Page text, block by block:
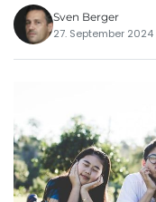
Sven Berger
27. September 2024